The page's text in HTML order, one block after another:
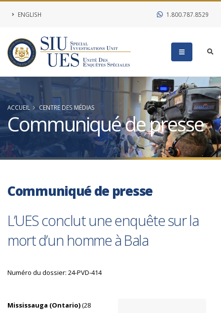
ENGLISH 1.800.787.8529
ACCUEIL CENTRE DES MÉDIAS
Communiqué de presse
Communiqué de presse
L’UES conclut une enquête sur la
mort d’un homme à Bala
Numéro du dossier: 24-PVD-414
Mississauga (Ontario)(28